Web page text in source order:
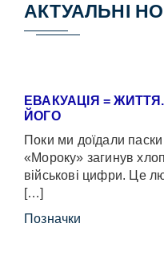
АКТУАЛЬНІ
ЕВАКУАЦІЯ =
ЙОГО
Поки ми доїдали
«Мороку» загинув
військові цифри. Це
[…]
Позначки